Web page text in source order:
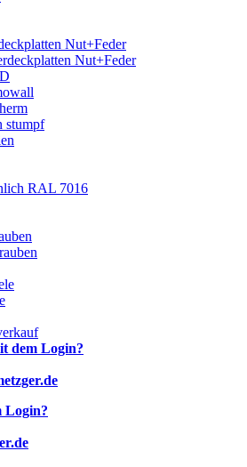
Nut+Feder
Nut+Feder
stumpf
RAL 7016
dem Login?
Login?